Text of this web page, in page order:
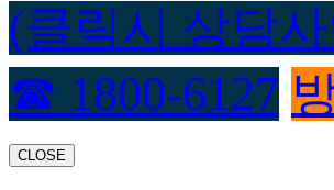
(클릭시 상담
☎ 1800-6127
CLOSE